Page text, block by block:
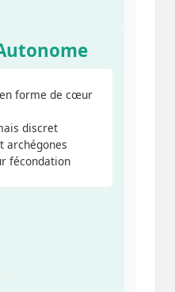
forme de cœur
discret
archégones
fécondation